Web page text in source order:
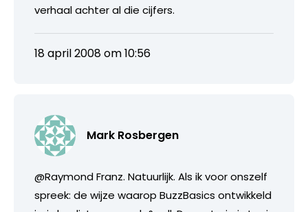
verhaal achter al die cijfers.
18 april 2008 om 10:56
Mark Rosbergen
@Raymond Franz. Natuurlijk. Als ik voor onszelf
spreek: de wijze waarop BuzzBasics ontwikkeld